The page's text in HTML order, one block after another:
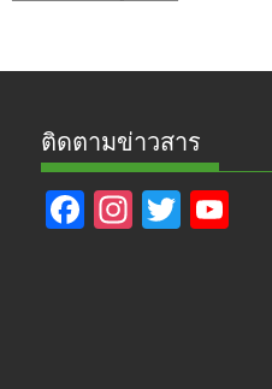
ติดตามข่าวสาร
F
ac
In
st
T
w